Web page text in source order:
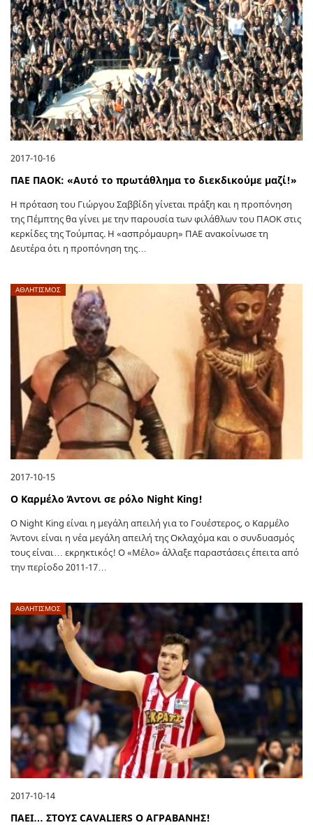
2017-10-16
ΠΑΕ ΠΑΟΚ: «Αυτό το πρωτάθλημα το διεκδικούμε μαζί!»
Η πρόταση του Γιώργου Σαββίδη γίνεται πράξη και η προπόνηση
της Πέμπτης θα γίνει με την παρουσία των φιλάθλων του ΠΑΟΚ στις
κερκίδες της Τούμπας. Η «ασπρόμαυρη» ΠΑΕ ανακοίνωσε τη
Δευτέρα ότι η προπόνηση της…
ΑΘΛΗΤΙΣΜΟΣ
2017-10-15
Ο Καρμέλο Άντονι σε ρόλο Night King!
O Night King είναι η μεγάλη απειλή για το Γουέστερος, ο Καρμέλο
Άντονι είναι η νέα μεγάλη απειλή της Οκλαχόμα και ο συνδυασμός
τους είναι… εκρηκτικός! Ο «Μέλο» άλλαξε παραστάσεις έπειτα από
την περίοδο 2011-17…
ΑΘΛΗΤΙΣΜΟΣ
2017-10-14
ΠΑΕΙ… ΣΤΟΥΣ CAVALIERS O ΑΓΡΑΒΑΝΗΣ!